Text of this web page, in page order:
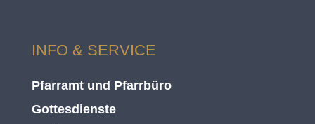
INFO & SERVICE
Pfarramt und Pfarrbüro
Gottesdienste